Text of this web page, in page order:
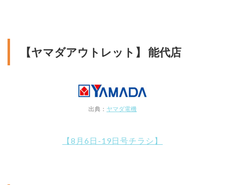
【ヤマダアウトレット】 能代店
出典： ヤマダ電機
【8月6日-19日号チラシ】